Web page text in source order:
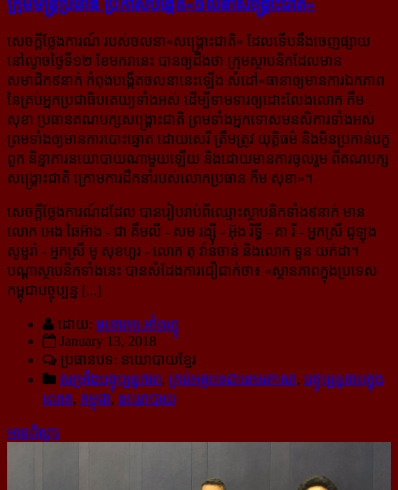
ក្រុម​មន្ត្រី​ប្រឆាំង ប្រកាស​បង្កើត​«ចលនា​សង្គ្រោះជាតិ»
សេចក្ដីថ្លែងការណ៍ របស់ចលនា«សង្គ្រោះជាតិ» ដែលទើបនឹងចេញផ្សាយ
នៅល្ងាចថ្ងៃទី១២ ខែមករានេះ បានឲ្យដឹងថា ក្រុមស្ថាបនិកដែលមាន
សមាជិក៩នាក់ កំពុងបង្កើតចលនានេះឡើង សំដៅ«ធានាឲ្យមានការឯកភាព
នៃគ្រប់អ្នកប្រជាធិបតេយ្យទាំងអស់ ដើម្បីទាមទារឲ្យដោះលែងលោក កឹម
សុខា ប្រធានគណបក្សសង្គ្រោះជាតិ ព្រមទាំងអ្នកទោសមនសិការទាំងអស់
ព្រមទាំងឲ្យមានការបោះឆ្នោត ដោយសេរី ត្រឹមត្រូវ យុត្តិធម៌ និងមិនប្រកាន់បក្ខ
ពួក និន្នាការនយោបាយណាមួយឡើយ និងដោយមានការចូលរួម ពីគណបក្ស
សង្គ្រោះជាតិ ក្រោមការដឹកនាំរបស់លោកប្រធាន កឹម សុខា»។
សេចក្ដីថ្លែងការណ៍ដដែល បានរៀបរាប់ពីឈ្មោះស្ថាបនិកទាំង៩នាក់ មាន
លោក អេង ឆៃអ៊ាង - ជា គឹមលី - សម រង្ស៊ី - អ៊ុង រិទ្ធី - គា រី - អ្នកស្រី ជូឡុង
សូមួរ៉ា - អ្នកស្រី មូ សុខហួរ - លោក តុ វ៉ាន់ចាន់ និងលោក ទួន យក់ដា។
បណ្ដាស្ថាបនិកទាំងនេះ បានសំដែងការជឿជាក់ថា៖ «ស្ថានភាពក្នុងប្រទេស
កម្ពុជាបច្ចុប្បន្ន [...]
ដោយ: មនោរម្យ.អាំងហ្វូ
January 13, 2018
ប្រធានបទ: នយោបាយខ្មែរ
សម្រាំងបច្ចុប្បន្នភាព, គ្រប់អត្ថបទជាខេមរភាសា, បច្ចុប្បន្នភាពក្នុង
លោក, កម្ពុជា, នយោបាយ
អានពិស្ដារ